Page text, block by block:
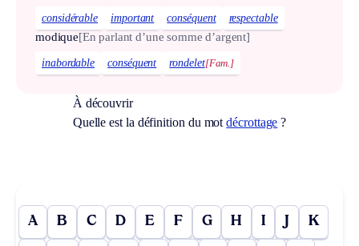
considérable important conséquent respectable
modique[En parlant d’une somme d’argent]
inabordable conséquent rondelet[Fam.]
À découvrir
Quelle est la définition du motdécrottage ?
A B C D E F G H I J K